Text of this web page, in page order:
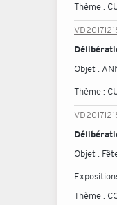
Thème :
Objet :
Thème :
Objet :
Thème :